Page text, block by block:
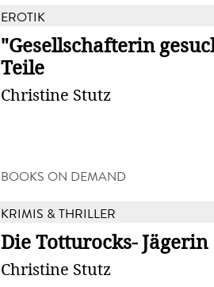
EROTIK
"Gesellschafterin
Teile
Christine Stutz
BOOKS ON DEMAND
KRIMIS & THRILLER
Die Totturocks- Jägerin
Christine Stutz